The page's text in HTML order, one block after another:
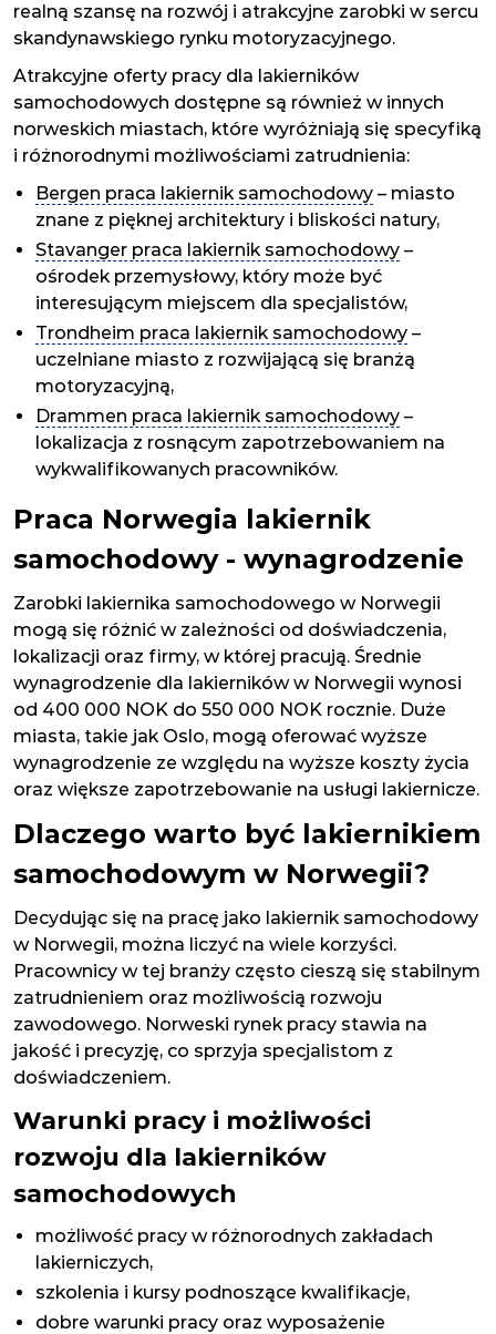
realną szansę na rozwój i atrakcyjne zarobki w sercu
skandynawskiego rynku motoryzacyjnego.
Atrakcyjne oferty pracy dla lakierników
samochodowych dostępne są również w innych
norweskich miastach, które wyróżniają się specyfiką
i różnorodnymi możliwościami zatrudnienia:
Bergen praca lakiernik samochodowy – miasto
znane z pięknej architektury i bliskości natury,
Stavanger praca lakiernik samochodowy –
ośrodek przemysłowy, który może być
interesującym miejscem dla specjalistów,
Trondheim praca lakiernik samochodowy –
uczelniane miasto z rozwijającą się branżą
motoryzacyjną,
Drammen praca lakiernik samochodowy –
lokalizacja z rosnącym zapotrzebowaniem na
wykwalifikowanych pracowników.
Praca Norwegia lakiernik
samochodowy - wynagrodzenie
Zarobki lakiernika samochodowego w Norwegii
mogą się różnić w zależności od doświadczenia,
lokalizacji oraz firmy, w której pracują. Średnie
wynagrodzenie dla lakierników w Norwegii wynosi
od 400 000 NOK do 550 000 NOK rocznie. Duże
miasta, takie jak Oslo, mogą oferować wyższe
wynagrodzenie ze względu na wyższe koszty życia
oraz większe zapotrzebowanie na usługi lakiernicze.
Dlaczego warto być lakiernikiem
samochodowym w Norwegii?
Decydując się na pracę jako lakiernik samochodowy
w Norwegii, można liczyć na wiele korzyści.
Pracownicy w tej branży często cieszą się stabilnym
zatrudnieniem oraz możliwością rozwoju
zawodowego. Norweski rynek pracy stawia na
jakość i precyzję, co sprzyja specjalistom z
doświadczeniem.
Warunki pracy i możliwości
rozwoju dla lakierników
samochodowych
możliwość pracy w różnorodnych zakładach
lakierniczych,
szkolenia i kursy podnoszące kwalifikacje,
dobre warunki pracy oraz wyposażenie